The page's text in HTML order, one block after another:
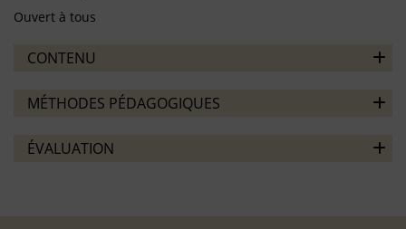
Ouvert à tous
CONTENU
MÉTHODES PÉDAGOGIQUES
ÉVALUATION